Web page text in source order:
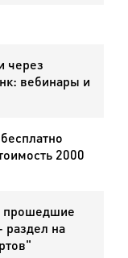
через
вебинары и
2000
прошедшие
раздел на